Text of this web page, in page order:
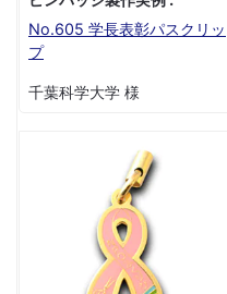
No.605 学長表彰パスクリッ
プ
千葉科学大学 様